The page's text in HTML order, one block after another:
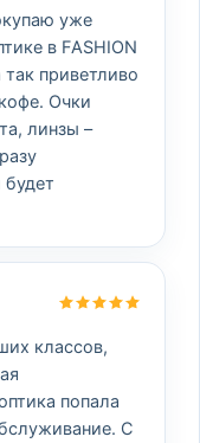
уже
в FASHION
так приветливо
Очки
линзы –
классов,
попала
С